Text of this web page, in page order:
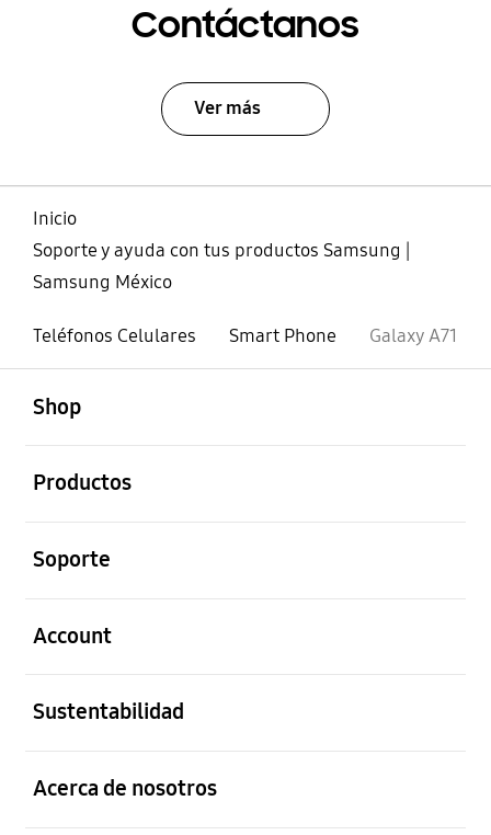
Contáctanos
Ver más
Inicio
Soporte y ayuda con tus productos Samsung |
Samsung México
Teléfonos Celulares Smart Phone Galaxy A71
Shop
Productos
Soporte
Account
Sustentabilidad
Acerca de nosotros